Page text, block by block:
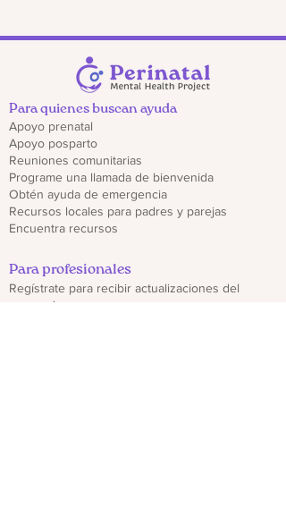
Para quienes buscan ayuda
Apoyo prenatal
Apoyo posparto
Reuniones comunitarias
Programe una llamada de bienvenida
Obtén ayuda de emergencia
Recursos locales para padres y parejas
Encuentra recursos
Para profesionales
Regístrate para recibir actualizaciones del
proveedor